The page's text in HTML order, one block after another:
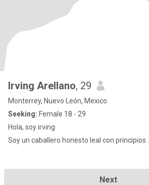
Irving Arellano, 29
Monterrey, Nuevo León, Mexico
Seeking: Female 18 - 29
Hola, soy irving
Soy un caballero honesto leal con principios .
Next